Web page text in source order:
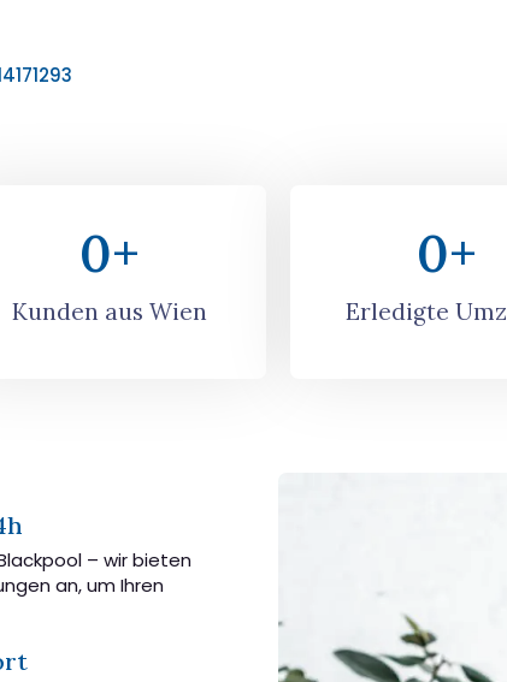
Kunden aus Wien
0+
Erledigte
0+
– wir bieten
an, um Ihren